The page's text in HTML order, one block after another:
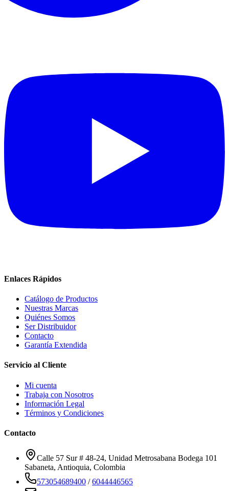
Enlaces Rápidos
Catálogo de Productos
Nuestras Marcas
Quiénes Somos
Ser Distribuidor
Contacto
Garantía Extendida
Servicio al Cliente
Mi cuenta
Trabaja con Nosotros
Información Legal
Términos y Condiciones
Contacto
Calle 57 Sur # 48-24, Unidad Metrosabana Bodega 101
Sabaneta, Antioquia, Colombia
573054689400 /6044446565